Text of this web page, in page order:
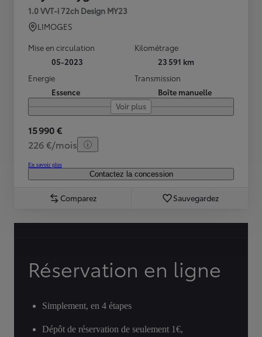
1.0 VVT-i 72ch Design MY23
LIMOGES
Mise en circulation
05-2023
Kilométrage
23 591 km
Energie
Essence
Transmission
Boîte manuelle
Voir plus
15 990 €
226 €/mois
En savoir plus
Contactez la concession
Comparez Sauvegardez
Réservation en ligne
Simplement, en 4 étapes
Dépôt de réservation de seulement 1€,